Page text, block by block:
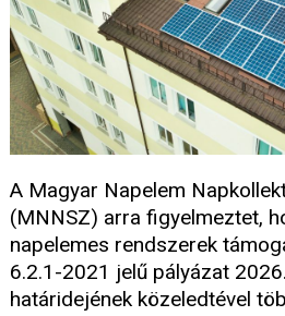
A Magyar Napelem
(MNNSZ) arra figyelmeztet,
napelemes rendszerek
6.2.1-2021 jelű pályázat
határidejének közeledtével